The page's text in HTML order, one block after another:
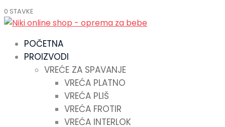
0 STAVKE
POČETNA
PROIZVODI
VREĆE ZA SPAVANJE
VREĆA PLATNO
VREĆA PLIŠ
VREĆA FROTIR
VREĆA INTERLOK